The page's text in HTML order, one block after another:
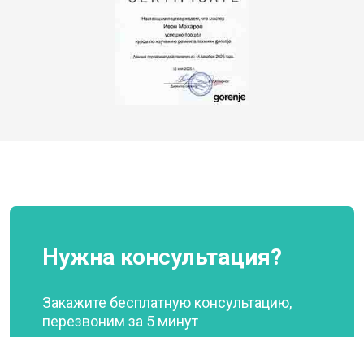
Нужна консультация?
Закажите бесплатную консультацию,
перезвоним за 5 минут